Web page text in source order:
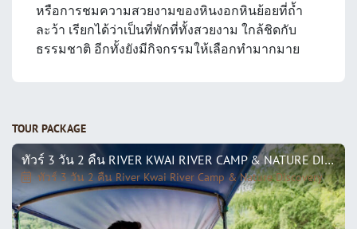
หรือการชมความสวยงามของหินงอกหินย้อยที่ถ้ำ
ละว้า เรียกได้ว่าเป็นที่พักที่ทั้งสวยงาม ใกล้ชิดกับ
ธรรมชาติ อีกทั้งยังมีกิจกรรมให้เลือกทำมากมาย
TOUR PACKAGE
ทัวร์ 3 วัน 2 คืน RIVER KWAI RIVER CAMP & NATURE DISCOVERY
ทัวร์ 3 วัน 2 คืน River Kwai River Camp & Nature Discovery